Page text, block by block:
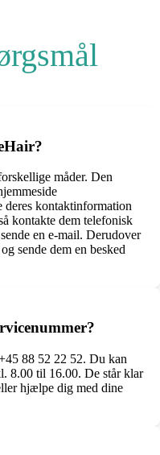
måder. Den
kontaktinformation
kontakte dem telefonisk
en e-mail. Derudover
sende dem en besked
88 52 22 52. Du kan
8.00 til 16.00. De står klar
hjælpe dig med dine